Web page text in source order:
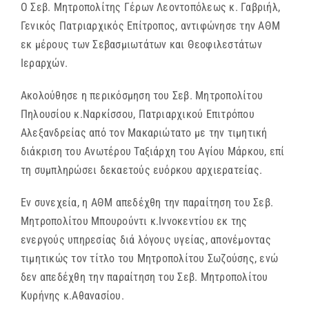
Ο Σεβ. Μητροπολίτης Γέρων Λεοντοπόλεως κ. Γαβριήλ,
Γενικός Πατριαρχικός Επίτροπος, αντιφώνησε την ΑΘΜ
εκ μέρους των Σεβασμιωτάτων και Θεοφιλεστάτων
Ιεραρχών.
Ακολούθησε η περικόσμηση του Σεβ. Μητροπολίτου
Πηλουσίου κ.Ναρκίσσου, Πατριαρχικού Επιτρόπου
Αλεξανδρείας από τον Μακαριώτατο με την τιμητική
διάκριση του Ανωτέρου Ταξιάρχη του Αγίου Μάρκου, επί
τη συμπληρώσει δεκαετούς ευόρκου αρχιερατείας.
Εν συνεχεία, η ΑΘΜ απεδέχθη την παραίτηση του Σεβ.
Μητροπολίτου Μπουρούντι κ.Ιννοκεντίου εκ της
ενεργούς υπηρεσίας διά λόγους υγείας, απονέμοντας
τιμητικώς τον τίτλο του Μητροπολίτου Σωζούσης, ενώ
δεν απεδέχθη την παραίτηση του Σεβ. Μητροπολίτου
Κυρήνης κ.Αθανασίου.